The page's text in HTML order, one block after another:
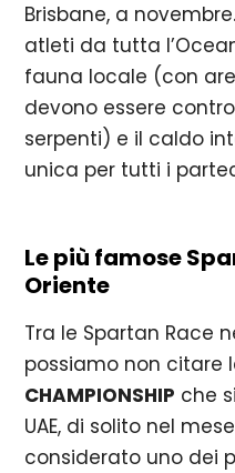
Brisbane, a
atleti da tutta
fauna locale (con
devono essere
serpenti) e il caldo
unica per tutti i
Le più famose
Oriente
Tra le Spartan Race
possiamo non citare
CHAMPIONSHIP che
UAE, di solito nel
considerato uno dei